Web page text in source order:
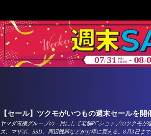
【セール】ツクモがいつもの週末セールを
ヤマダ電機グループの一員にして老舗PCショップのツクモが
ズ、マザボ、SSD、周辺機器などがお得に買える。8月3日ま